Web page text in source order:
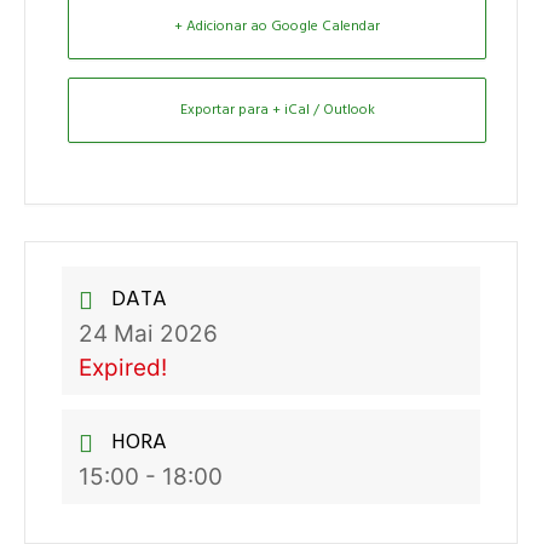
+ Adicionar ao Google Calendar
Exportar para + iCal / Outlook
DATA
24 Mai 2026
Expired!
HORA
15:00 - 18:00